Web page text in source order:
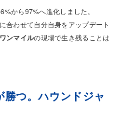
から97%へ進化しました。
合わせて自分自身をアップデート
ンマイルの現場で生き残ることは
つ。ハウンドジャ